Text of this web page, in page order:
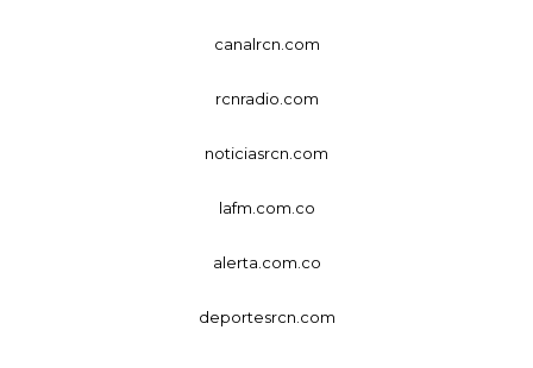
canalrcn.com
rcnradio.com
noticiasrcn.com
lafm.com.co
alerta.com.co
deportesrcn.com